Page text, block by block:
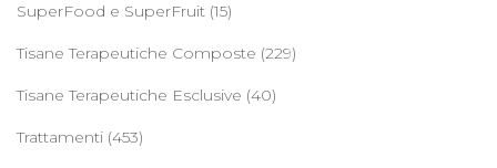
SuperFood e SuperFruit (15)
Tisane Terapeutiche Composte (229)
Tisane Terapeutiche Esclusive (40)
Trattamenti (453)